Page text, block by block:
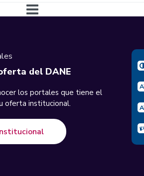
del DANE
los portales que tiene el
oferta institucional.